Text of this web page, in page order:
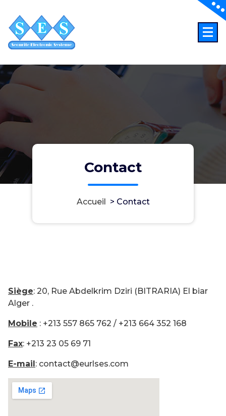
contenu
Contact
Accueil > Contact
Siège: 20, Rue Abdelkrim Dziri (BITRARIA) El biar
Alger .
Mobile : +213 557 865 762 / +213 664 352 168
Fax: +213 23 05 69 71
E-mail : contact@eurlses.com